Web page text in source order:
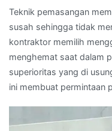
Teknik pemasangan
susah sehingga tidak
kontraktor memilih
menghemat saat dalam
superioritas yang di
ini membuat permintaan